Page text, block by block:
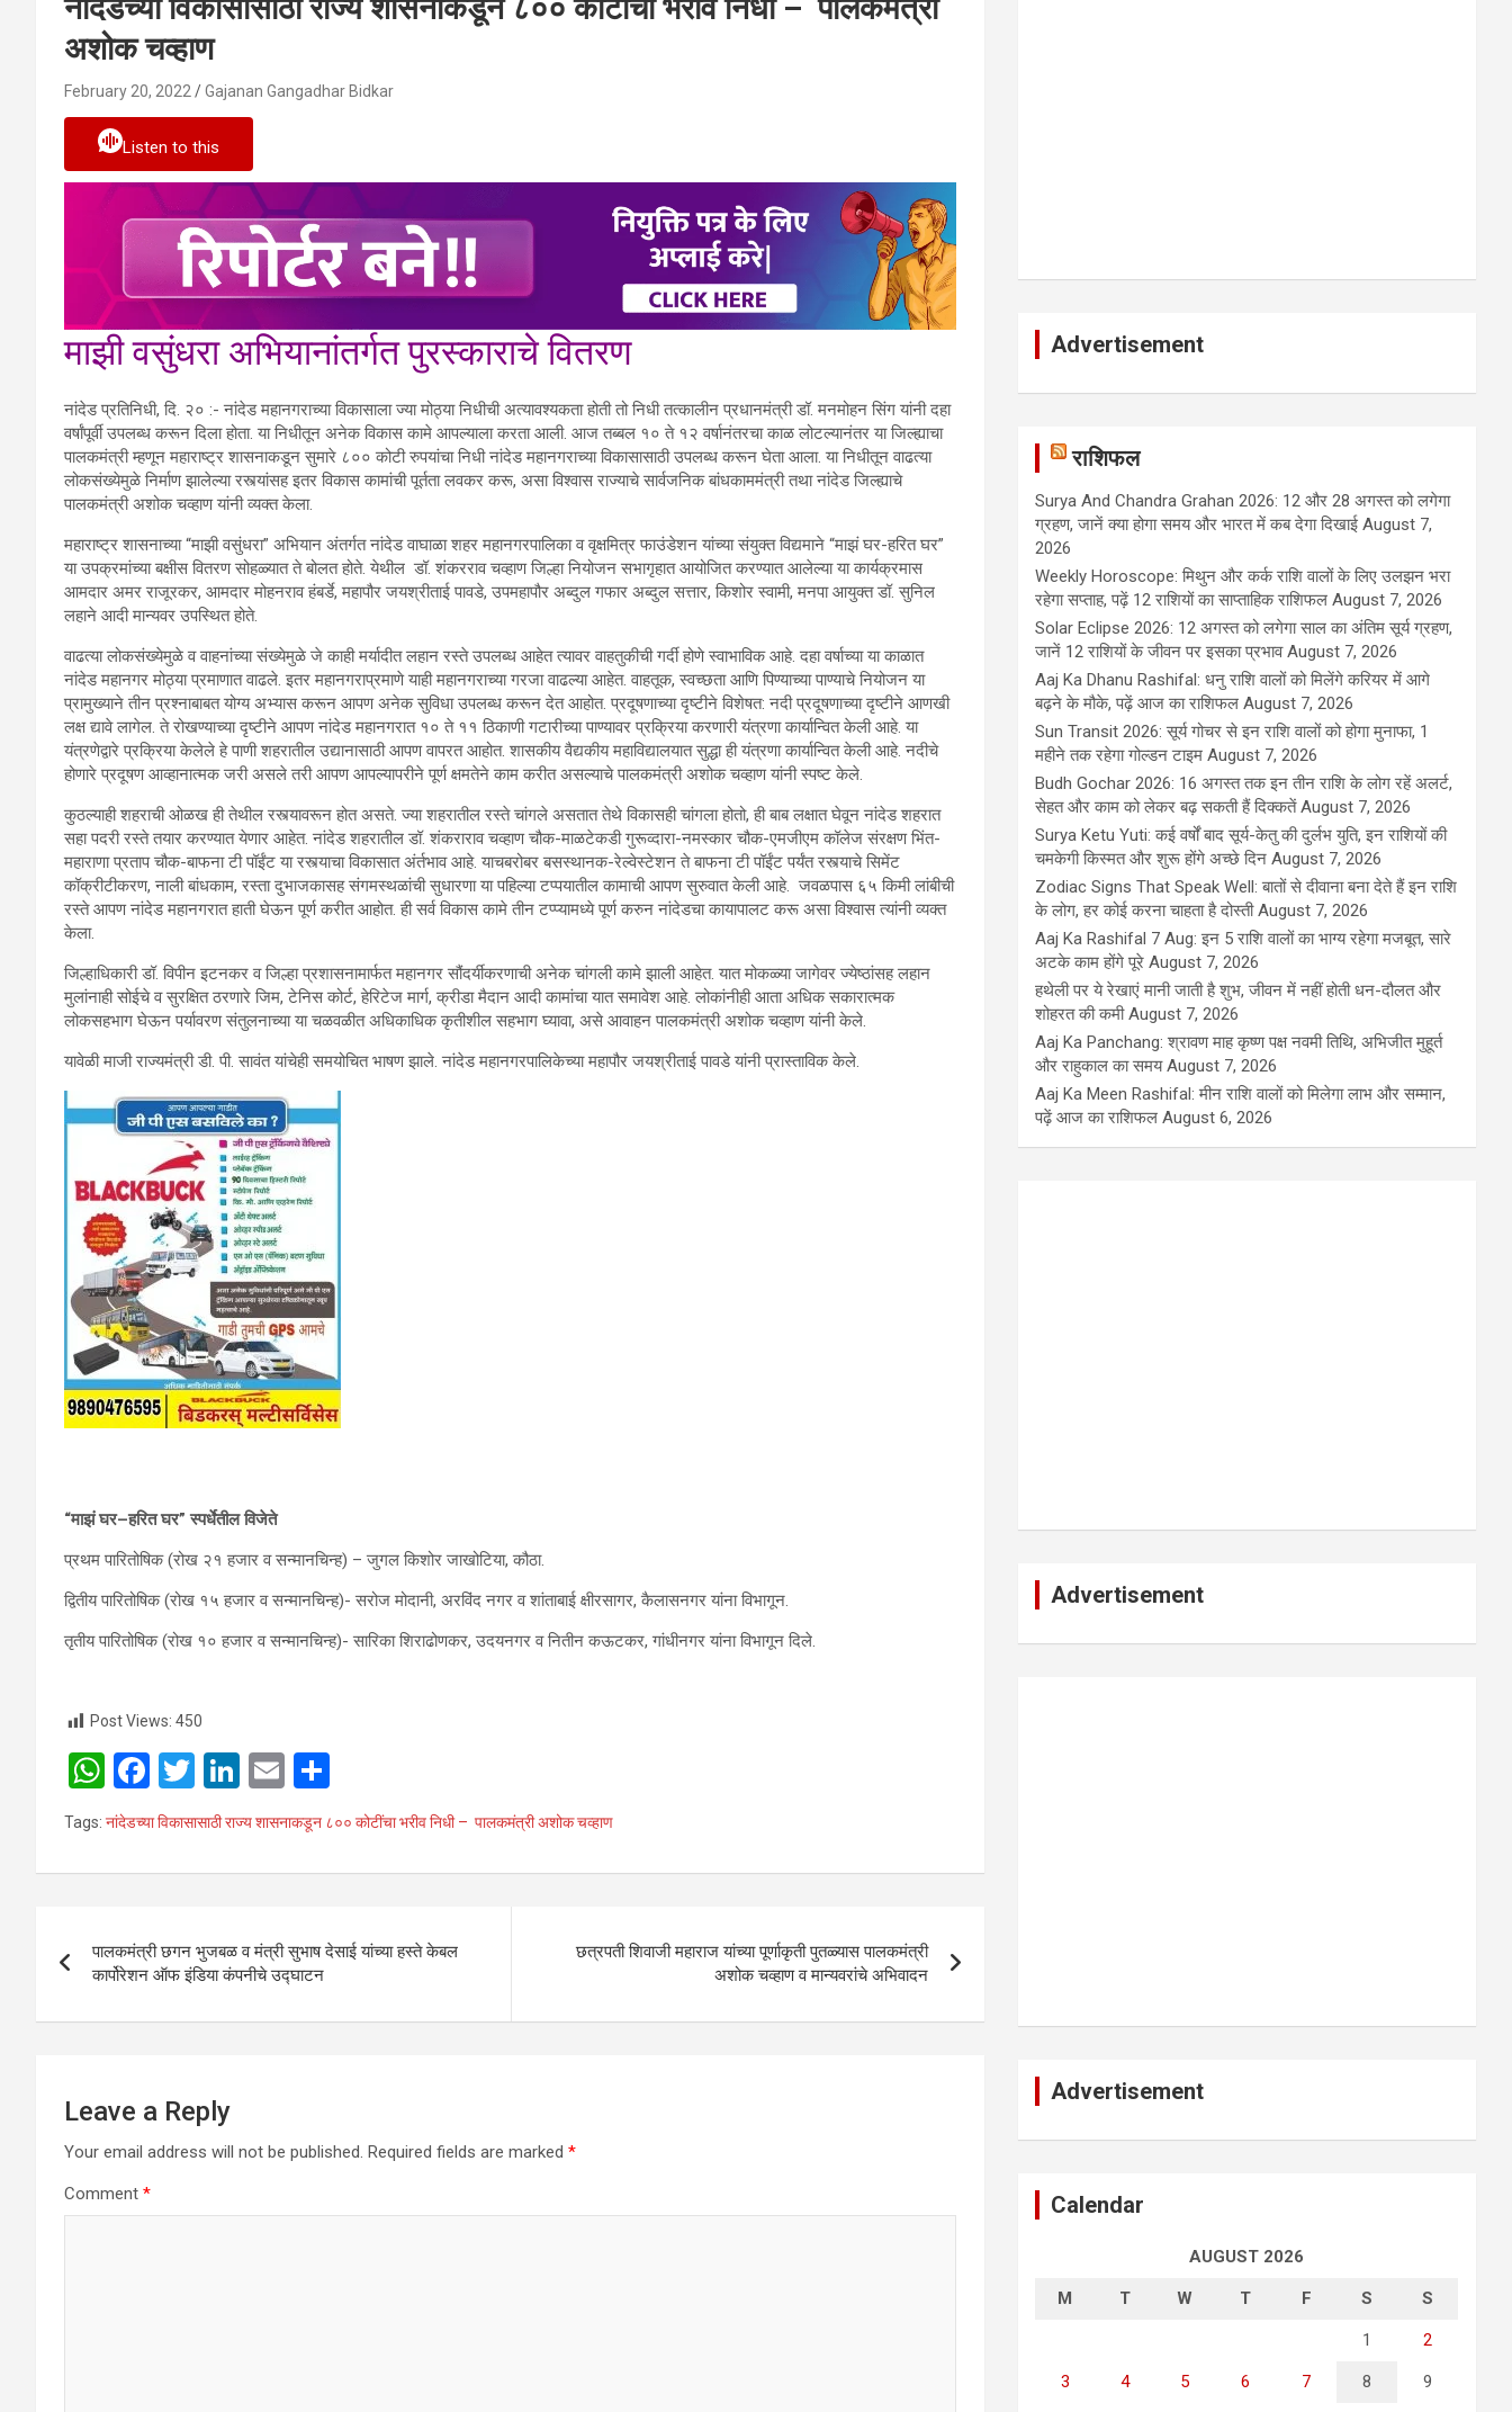
नांदेडच्या विकासासाठी राज्य शासनाकडून ८०० कोटींचा भरीव निधी – पालकमंत्री
अशोक चव्हाण
February 20, 2022 Gajanan Gangadhar Bidkar
Listen to this
माझी वसुंधरा अभियानांतर्गत पुरस्काराचे वितरण
नांदेड प्रतिनिधी, दि. २० :- नांदेड महानगराच्या विकासाला ज्या मोठ्या निधीची अत्यावश्यकता होती तो निधी तत्कालीन प्रधानमंत्री डॉ. मनमोहन सिंग यांनी दहा
वर्षांपूर्वी उपलब्ध करून दिला होता. या निधीतून अनेक विकास कामे आपल्याला करता आली. आज तब्बल १० ते १२ वर्षानंतरचा काळ लोटल्यानंतर या जिल्ह्याचा
पालकमंत्री म्हणून महाराष्ट्र शासनाकडून सुमारे ८०० कोटी रुपयांचा निधी नांदेड महानगराच्या विकासासाठी उपलब्ध करून घेता आला. या निधीतून वाढत्या
लोकसंख्येमुळे निर्माण झालेल्या रस्त्यांसह इतर विकास कामांची पूर्तता लवकर करू, असा विश्वास राज्याचे सार्वजनिक बांधकाममंत्री तथा नांदेड जिल्ह्याचे
पालकमंत्री अशोक चव्हाण यांनी व्यक्त केला.
महाराष्ट्र शासनाच्या “माझी वसुंधरा” अभियान अंतर्गत नांदेड वाघाळा शहर महानगरपालिका व वृक्षमित्र फाउंडेशन यांच्या संयुक्त विद्यमाने “माझं घर-हरित घर”
या उपक्रमांच्या बक्षीस वितरण सोहळ्यात ते बोलत होते. येथील डॉ. शंकरराव चव्हाण जिल्हा नियोजन सभागृहात आयोजित करण्यात आलेल्या या कार्यक्रमास
आमदार अमर राजूरकर, आमदार मोहनराव हंबर्डे, महापौर जयश्रीताई पावडे, उपमहापौर अब्दुल गफार अब्दुल सत्तार, किशोर स्वामी, मनपा आयुक्त डॉ. सुनिल
लहाने आदी मान्यवर उपस्थित होते.
वाढत्या लोकसंख्येमुळे व वाहनांच्या संख्येमुळे जे काही मर्यादीत लहान रस्ते उपलब्ध आहेत त्यावर वाहतुकीची गर्दी होणे स्वाभाविक आहे. दहा वर्षाच्या या काळात
नांदेड महानगर मोठ्या प्रमाणात वाढले. इतर महानगराप्रमाणे याही महानगराच्या गरजा वाढल्या आहेत. वाहतूक, स्वच्छता आणि पिण्याच्या पाण्याचे नियोजन या
प्रामुख्याने तीन प्रश्नाबाबत योग्य अभ्यास करून आपण अनेक सुविधा उपलब्ध करून देत आहोत. प्रदूषणाच्या दृष्टीने विशेषत: नदी प्रदूषणाच्या दृष्टीने आणखी
लक्ष द्यावे लागेल. ते रोखण्याच्या दृष्टीने आपण नांदेड महानगरात १० ते ११ ठिकाणी गटारीच्या पाण्यावर प्रक्रिया करणारी यंत्रणा कार्यान्वित केली आहे. या
यंत्रणेद्वारे प्रक्रिया केलेले हे पाणी शहरातील उद्यानासाठी आपण वापरत आहोत. शासकीय वैद्यकीय महाविद्यालयात सुद्धा ही यंत्रणा कार्यान्वित केली आहे. नदीचे
होणारे प्रदूषण आव्हानात्मक जरी असले तरी आपण आपल्यापरीने पूर्ण क्षमतेने काम करीत असल्याचे पालकमंत्री अशोक चव्हाण यांनी स्पष्ट केले.
कुठल्याही शहराची ओळख ही तेथील रस्त्यावरून होत असते. ज्या शहरातील रस्ते चांगले असतात तेथे विकासही चांगला होतो, ही बाब लक्षात घेवून नांदेड शहरात
सहा पदरी रस्ते तयार करण्यात येणार आहेत. नांदेड शहरातील डॉ. शंकराराव चव्हाण चौक-माळटेकडी गुरूव्दारा-नमस्कार चौक-एमजीएम कॉलेज संरक्षण भिंत-
महाराणा प्रताप चौक-बाफना टी पॉईंट या रस्त्याचा विकासात अंर्तभाव आहे. याचबरोबर बसस्थानक-रेल्वेस्टेशन ते बाफना टी पॉईंट पर्यंत रस्त्याचे सिमेंट
कॉक्रीटीकरण, नाली बांधकाम, रस्ता दुभाजकासह संगमस्थळांची सुधारणा या पहिल्या टप्पयातील कामाची आपण सुरुवात केली आहे. जवळपास ६५ किमी लांबीची
रस्ते आपण नांदेड महानगरात हाती घेऊन पूर्ण करीत आहोत. ही सर्व विकास कामे तीन टप्प्यामध्ये पूर्ण करुन नांदेडचा कायापालट करू असा विश्वास त्यांनी व्यक्त
केला.
जिल्हाधिकारी डॉ. विपीन इटनकर व जिल्हा प्रशासनामार्फत महानगर सौंदर्यीकरणाची अनेक चांगली कामे झाली आहेत. यात मोकळ्या जागेवर ज्येष्ठांसह लहान
मुलांनाही सोईचे व सुरक्षित ठरणारे जिम, टेनिस कोर्ट, हेरिटेज मार्ग, क्रीडा मैदान आदी कामांचा यात समावेश आहे. लोकांनीही आता अधिक सकारात्मक
लोकसहभाग घेऊन पर्यावरण संतुलनाच्या या चळवळीत अधिकाधिक कृतीशील सहभाग घ्यावा, असे आवाहन पालकमंत्री अशोक चव्हाण यांनी केले.
यावेळी माजी राज्यमंत्री डी. पी. सावंत यांचेही समयोचित भाषण झाले. नांदेड महानगरपालिकेच्या महापौर जयश्रीताई पावडे यांनी प्रास्ताविक केले.
“माझं घर–हरित घर” स्पर्धेतील विजेते
प्रथम पारितोषिक (रोख २१ हजार व सन्मानचिन्ह) – जुगल किशोर जाखोटिया, कौठा.
द्वितीय पारितोषिक (रोख १५ हजार व सन्मानचिन्ह)- सरोज मोदानी, अरविंद नगर व शांताबाई क्षीरसागर, कैलासनगर यांना विभागून.
तृतीय पारितोषिक (रोख १० हजार व सन्मानचिन्ह)- सारिका शिराढोणकर, उदयनगर व नितीन कऊटकर, गांधीनगर यांना विभागून दिले.
Post Views: 450
W
h
at
s
p
p
F
a
ce
b
o
k
T
wi
tt
er
Li
ke
dI
E
ail ar
e
Tags: नांदेडच्या विकासासाठी राज्य शासनाकडून ८०० कोटींचा भरीव निधी – पालकमंत्री अशोक चव्हाण
navigation
पालकमंत्री छगन भुजबळ व मंत्री सुभाष देसाई यांच्या हस्ते केबल
कार्पोरेशन ऑफ इंडिया कंपनीचे उद्घाटन
छत्रपती शिवाजी महाराज यांच्या पूर्णाकृती पुतळ्यास पालकमंत्री
अशोक चव्हाण व मान्यवरांचे अभिवादन
Leave a Reply
Your email address will not be published. Required fields are marked *
Comment *
Advertisement
राशिफल
Surya And Chandra Grahan 2026: 12 और 28 अगस्त को लगेगा
ग्रहण, जानें क्या होगा समय और भारत में कब देगा दिखाई August 7,
2026
Weekly Horoscope: मिथुन और कर्क राशि वालों के लिए उलझन भरा
रहेगा सप्ताह, पढ़ें 12 राशियों का साप्ताहिक राशिफल August 7, 2026
Solar Eclipse 2026: 12 अगस्त को लगेगा साल का अंतिम सूर्य ग्रहण,
जानें 12 राशियों के जीवन पर इसका प्रभाव August 7, 2026
Aaj Ka Dhanu Rashifal: धनु राशि वालों को मिलेंगे करियर में आगे
बढ़ने के मौके, पढ़ें आज का राशिफल August 7, 2026
Sun Transit 2026: सूर्य गोचर से इन राशि वालों को होगा मुनाफा, 1
महीने तक रहेगा गोल्डन टाइम August 7, 2026
Budh Gochar 2026: 16 अगस्त तक इन तीन राशि के लोग रहें अलर्ट,
सेहत और काम को लेकर बढ़ सकती हैं दिक्कतें August 7, 2026
Surya Ketu Yuti: कई वर्षों बाद सूर्य-केतु की दुर्लभ युति, इन राशियों की
चमकेगी किस्मत और शुरू होंगे अच्छे दिन August 7, 2026
Zodiac Signs That Speak Well: बातों से दीवाना बना देते हैं इन राशि
के लोग, हर कोई करना चाहता है दोस्ती August 7, 2026
Aaj Ka Rashifal 7 Aug: इन 5 राशि वालों का भाग्य रहेगा मजबूत, सारे
अटके काम होंगे पूरे August 7, 2026
हथेली पर ये रेखाएं मानी जाती है शुभ, जीवन में नहीं होती धन-दौलत और
शोहरत की कमी August 7, 2026
Aaj Ka Panchang: श्रावण माह कृष्ण पक्ष नवमी तिथि, अभिजीत मुहूर्त
और राहुकाल का समय August 7, 2026
Aaj Ka Meen Rashifal: मीन राशि वालों को मिलेगा लाभ और सम्मान,
पढ़ें आज का राशिफल August 6, 2026
Advertisement
Advertisement
Calendar
AUGUST 2026
M T W T F S S
1 2
3 4 5 6 7 8 9